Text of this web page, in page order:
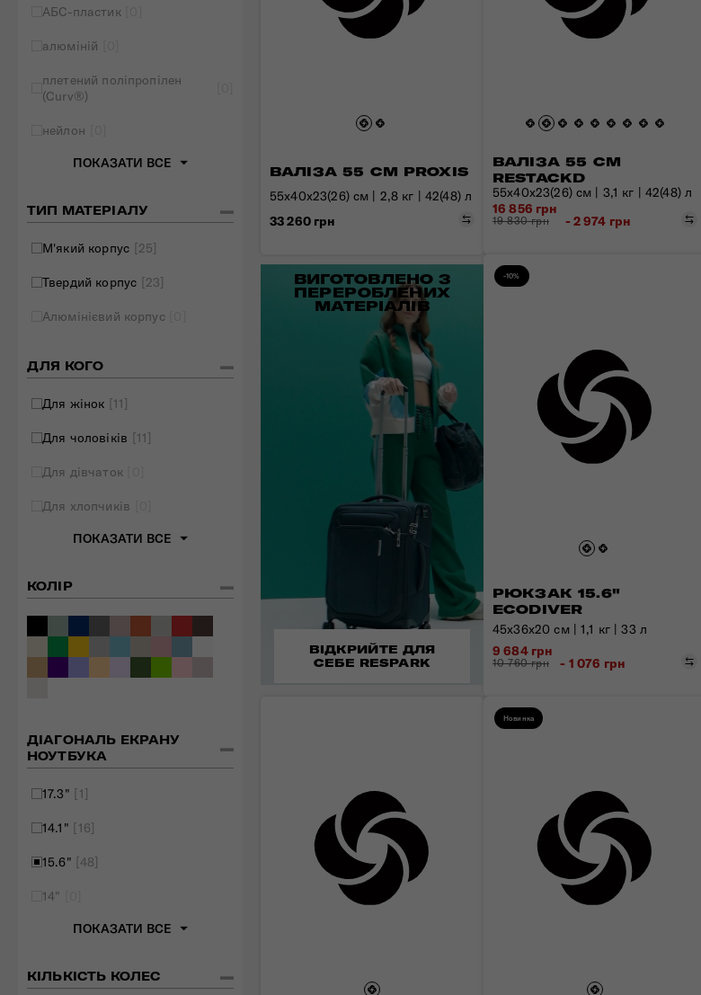
Складані сумки
Дивитись все
АБС-пластик
алюміній
плетений поліпропілен
(Curv®)
нейлон
ПОКАЗАТИ ВСЕ
ТИП МАТЕРІАЛУ
М'який корпус [25]
Твердий корпус [23]
Алюмінієвий корпус
ДЛЯ КОГО
Для жінок [11]
Для чоловіків [11]
Для дівчаток
Для хлопчиків
ПОКАЗАТИ ВСЕ
КОЛІР
ДІАГОНАЛЬ ЕКРАНУ
НОУТБУКА
17.3" [1]
14.1" [16]
15.6" [48]
14"
ПОКАЗАТИ ВСЕ
КІЛЬКІСТЬ КОЛЕС
ВАЛІЗА 55 СМ PROXIS
Порівняти
55x40x23(26) см | 2,8 кг | 42(48) л
33 260 грн
ВАЛІЗА 55 СМ
RESTACKD
55x40x23(26) см | 3,1 кг | 42(48) л
16 856 грн
19 830 грн - 2 974 грн
-10%
РЮКЗАК 15.6"
ECODIVER
45х36х20 см | 1,1 кг | 33 л
9 684 грн
10 760 грн - 1 076 грн
Новинка
ВИГОТОВЛЕНО З
ПЕРЕРОБЛЕНИХ
МАТЕРІАЛІВ
ВІДКРИЙТЕ ДЛЯ
СЕБЕ RESPARK